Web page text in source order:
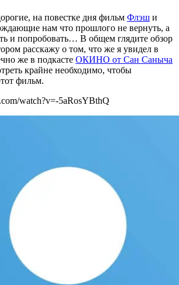
на повестке дня фильм Флэш и
нам что прошлого не вернуть, а
и попробовать… В общем глядите обзор
расскажу о том, что же я увидел в
же в подкасте ОКИНО от Сан Саныча
крайне необходимо, чтобы
фильм.
watch?v=-5aRosYBthQ